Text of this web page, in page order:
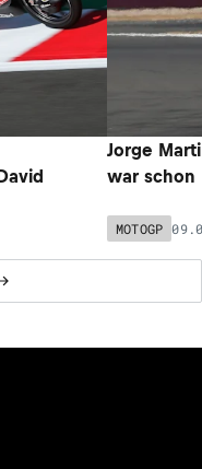
Jorge
war schon
MOTOGP